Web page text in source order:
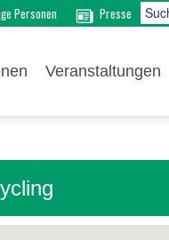
Personen Presse
Veranstaltungen